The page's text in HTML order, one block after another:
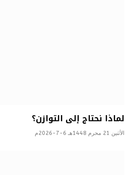
لماذا نحتاج إلى التوازن؟
الأثنين 21 محرم 1448هـ 6-7-2026م